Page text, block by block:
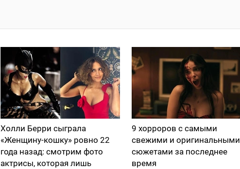
Холли Берри сыграла
«Женщину-кошку» ровно 22
года назад: смотрим фото
актрисы, которая лишь
9 хорроров с самыми
свежими и оригинальными
сюжетами за последнее
время